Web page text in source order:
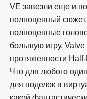
VE завезли еще и
полноценный
полноценные
большую игру.
протяженности
Что для любого
для поделок в